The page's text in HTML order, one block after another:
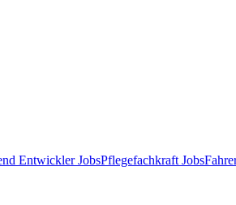
Entwickler JobsPflegefachkraft Jobs